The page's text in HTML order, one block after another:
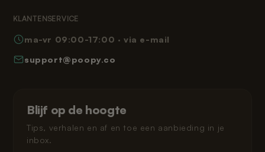
Veelgestelde vragen
Hoe werkt Poopy
Kat laten wennen
Leeshoek
Herroepingsrecht
Garantie
Klarna privacybeleid
Juridisch
Blijf op de hoogte
Tips, verhalen en af en toe een aanbieding in je
inbox.
KLANTENSERVICE
ma-vr 09:00-17:00 · via e-mail
support@poopy.co